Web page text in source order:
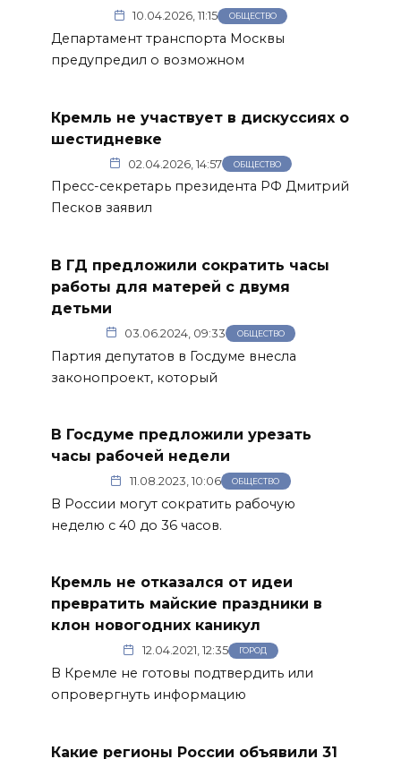
10.04.2026, 11:15 ОБЩЕСТВО
Департамент транспорта Москвы
предупредил о возможном
Кремль не участвует в дискуссиях о
шестидневке
02.04.2026, 14:57 ОБЩЕСТВО
Пресс-секретарь президента РФ Дмитрий
Песков заявил
В ГД предложили сократить часы
работы для матерей с двумя
детьми
03.06.2024, 09:33 ОБЩЕСТВО
Партия депутатов в Госдуме внесла
законопроект, который
В Госдуме предложили урезать
часы рабочей недели
11.08.2023, 10:06 ОБЩЕСТВО
В России могут сократить рабочую
неделю с 40 до 36 часов.
Кремль не отказался от идеи
превратить майские праздники в
клон новогодних каникул
12.04.2021, 12:35 ГОРОД
В Кремле не готовы подтвердить или
опровергнуть информацию
Какие регионы России объявили 31